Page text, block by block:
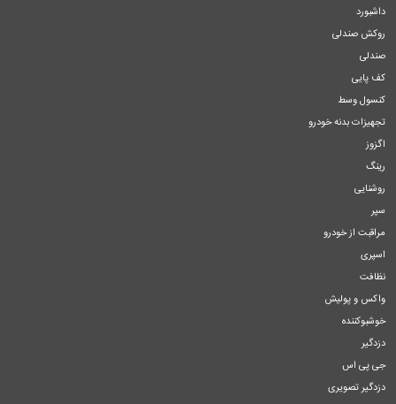
داشبورد
روکش صندلی
صندلی
کف پایی
کنسول وسط
تجهیزات بدنه خودرو
اگزوز
رینگ
روشنایی
سپر
مراقبت از خودرو
اسپری
نظافت
واکس و پولیش
خوشبوکننده
دزدگیر
جی پی اس
دزدگیر تصویری